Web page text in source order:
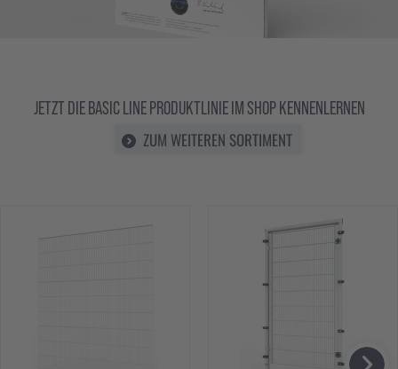
JETZT DIE BASIC LINE PRODUKTLINIE IM SHOP KENNENLERNEN
ZUM WEITEREN SORTIMENT